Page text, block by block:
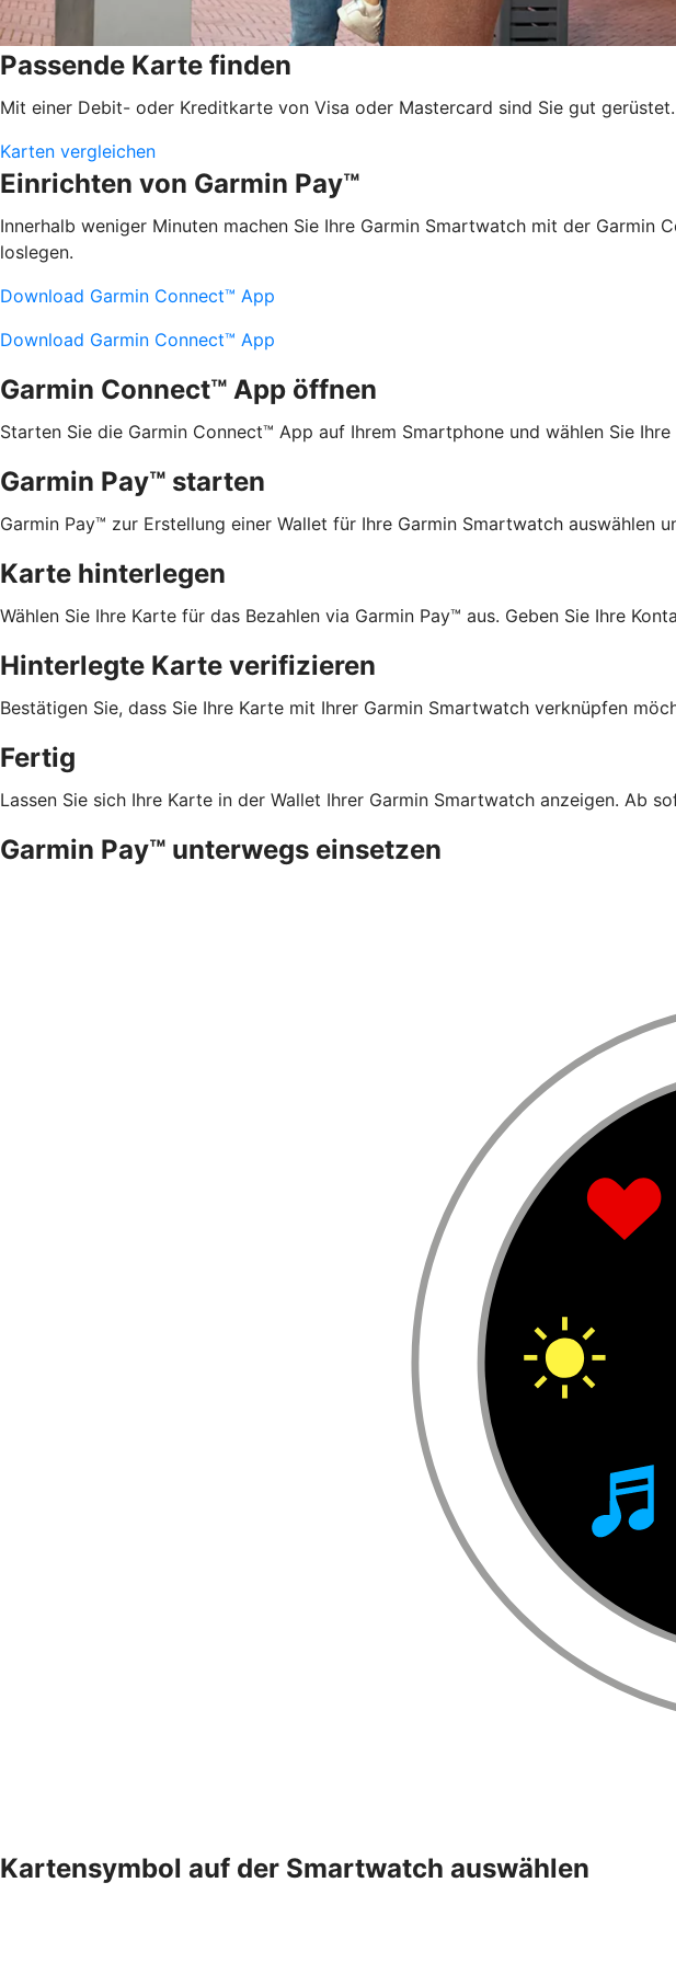
Passende Karte finden
Mit einer Debit- oder Kreditkarte von Visa oder Mastercard sind Sie gut
Karten vergleichen
Einrichten von Garmin Pay™
Innerhalb weniger Minuten machen Sie Ihre Garmin Smartwatch mit der
loslegen.
Download Garmin Connect™ App
Download Garmin Connect™ App
Garmin Connect™ App öffnen
Starten Sie die Garmin Connect™ App auf Ihrem Smartphone und wählen Sie
Garmin Pay™ starten
Garmin Pay™ zur Erstellung einer Wallet für Ihre Garmin Smartwatch auswählen
Karte hinterlegen
Wählen Sie Ihre Karte für das Bezahlen via Garmin Pay™ aus. Geben Sie Ihre
Hinterlegte Karte verifizieren
Bestätigen Sie, dass Sie Ihre Karte mit Ihrer Garmin Smartwatch verknüpfen
Fertig
Lassen Sie sich Ihre Karte in der Wallet Ihrer Garmin Smartwatch anzeigen. Ab
Garmin Pay™ unterwegs einsetzen
Kartensymbol auf der Smartwatch auswählen